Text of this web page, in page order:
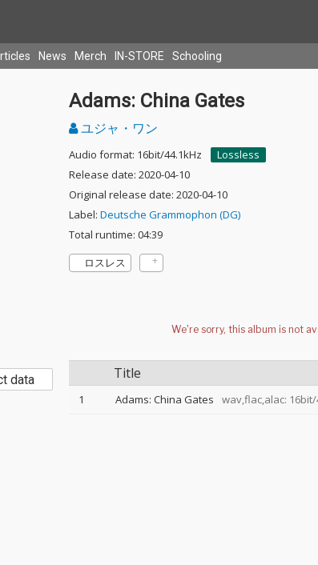
News Merch IN-STORE Schooling
Adams: China Gates
ユジャ・ワン
Audio format: 16bit/44.1kHz
Lossless
Release date: 2020-04-10
Original release date: 2020-04-10
Label: Deutsche Grammophon (DG)
Total runtime: 04:39
ロスレス
Title
1 Adams: China Gates wav,flac,alac: 16bit/
data